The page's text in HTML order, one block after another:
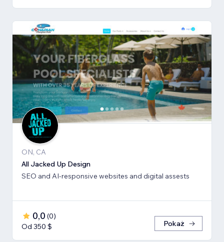
ON, CA
All Jacked Up Design
SEO and AI-responsive websites and digital assests
0,0 (0)
Od 350 $
Pokaż